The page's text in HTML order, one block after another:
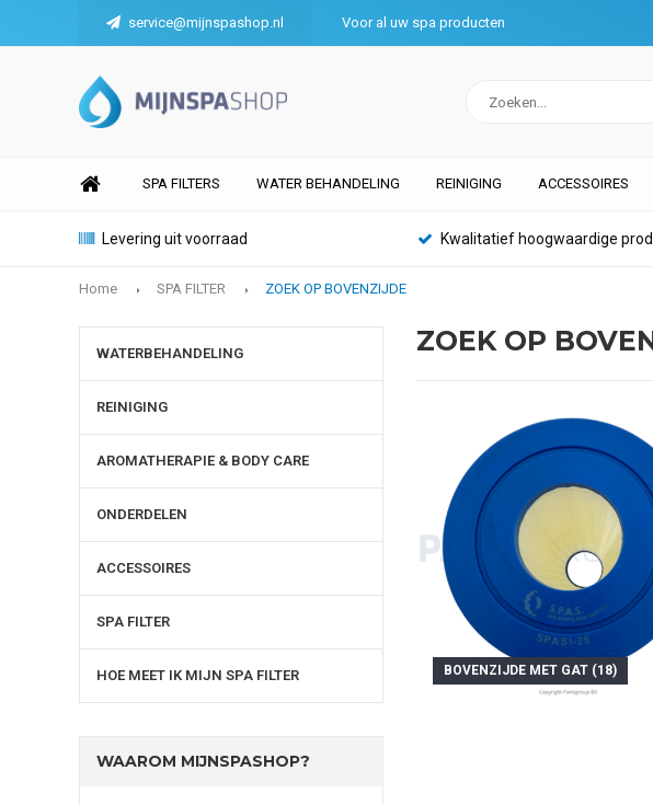
service@mijnspashop.nl Voor al uw spa producten
SPA FILTERS WATER BEHANDELING REINIGING ACCESSOIRES
Levering uit voorraad Kwalitatief hoogwaardige
Home SPA FILTER ZOEK OP BOVENZIJDE
WATERBEHANDELING
REINIGING
AROMATHERAPIE & BODY CARE
ONDERDELEN
ACCESSOIRES
SPA FILTER
HOE MEET IK MIJN SPA FILTER
WAAROM MIJNSPASHOP?
ZOEK OP
BOVENZIJDE MET GAT (18)